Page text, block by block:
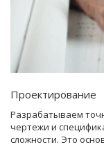
Проектирование
Разрабатываем
чертежи и
сложности. Это